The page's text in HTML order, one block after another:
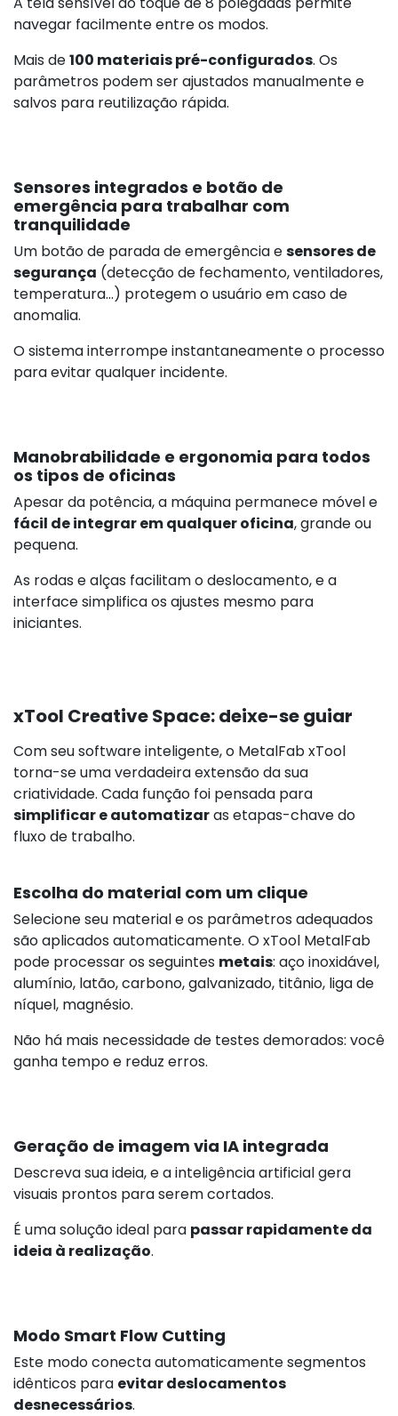
navegar facilmente entre os modos.
Mais de100 materiais pré-configurados. Os
parâmetros podem ser ajustados manualmente e
salvos para reutilização rápida.
Sensores integrados e botão de
emergência para trabalhar com
tranquilidade
Um botão de parada de emergência esensores de
segurança (detecção de fechamento, ventiladores,
temperatura...) protegem o usuário em caso de
anomalia.
O sistema interrompe instantaneamente o processo
para evitar qualquer incidente.
Manobrabilidade e ergonomia para todos
os tipos de oficinas
Apesar da potência, a máquina permanece móvel e
fácil de integrar em qualquer oficina, grande ou
pequena.
As rodas e alças facilitam o deslocamento, e a
interface simplifica os ajustes mesmo para
iniciantes.
xTool Creative Space: deixe-se guiar
Com seu software inteligente, o MetalFab xTool
torna-se uma verdadeira extensão da sua
criatividade. Cada função foi pensada para
simplificar e automatizaras etapas-chave do
fluxo de trabalho.
Escolha do material com um clique
Selecione seu material e os parâmetros adequados
são aplicados automaticamente. O xTool MetalFab
pode processar os seguintes metais: aço inoxidável,
alumínio, latão, carbono, galvanizado, titânio, liga de
níquel, magnésio.
Não há mais necessidade de testes demorados: você
ganha tempo e reduz erros.
Geração de imagem via IA integrada
Descreva sua ideia, e a inteligência artificial gera
visuais prontos para serem cortados.
É uma solução ideal para passar rapidamente da
ideia à realização.
Modo Smart Flow Cutting
Este modo conecta automaticamente segmentos
idênticos para evitar deslocamentos
desnecessários.